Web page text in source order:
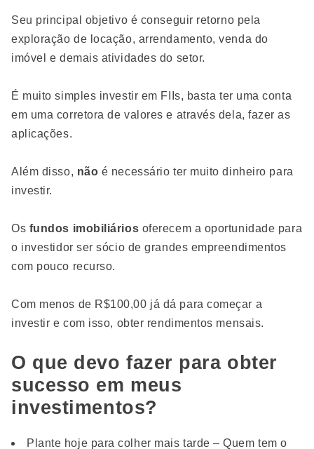
Seu principal objetivo é conseguir retorno pela
exploração de locação, arrendamento, venda do
imóvel e demais atividades do setor.
É muito simples investir em FIIs, basta ter uma conta
em uma corretora de valores e através dela, fazer as
aplicações.
Além disso, não é necessário ter muito dinheiro para
investir.
Os fundos imobiliários oferecem a oportunidade para
o investidor ser sócio de grandes empreendimentos
com pouco recurso.
Com menos de R$100,00 já dá para começar a
investir e com isso, obter rendimentos mensais.
O que devo fazer para obter
sucesso em meus
investimentos?
Plante hoje para colher mais tarde – Quem tem o